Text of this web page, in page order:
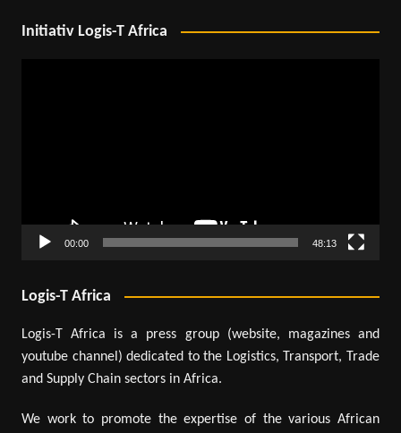
Initiativ Logis-T Africa
00:00 48:13
Logis-T Africa
Logis-T Africa is a press group (website, magazines and
youtube channel) dedicated to the Logistics, Transport, Trade
and Supply Chain sectors in Africa.
We work to promote the expertise of the various African